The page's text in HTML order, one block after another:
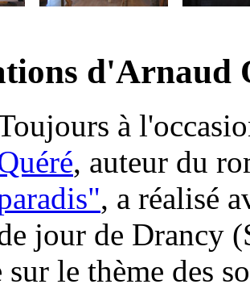
d'Arnaud
à
, auteur du
, a réalisé
jour de Drancy
sur le thème des